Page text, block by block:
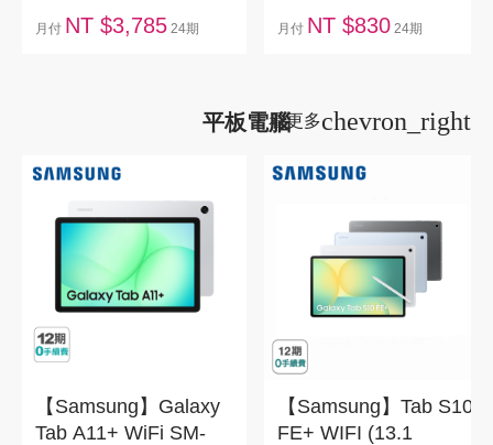
月付 NT $3,785 24期 月付 NT $830 24期
平板電腦看更多chevron_right
【Samsung】Galaxy
Tab A11+ WiFi SM-
【Samsung】Tab S10
FE+ WIFI (13.1